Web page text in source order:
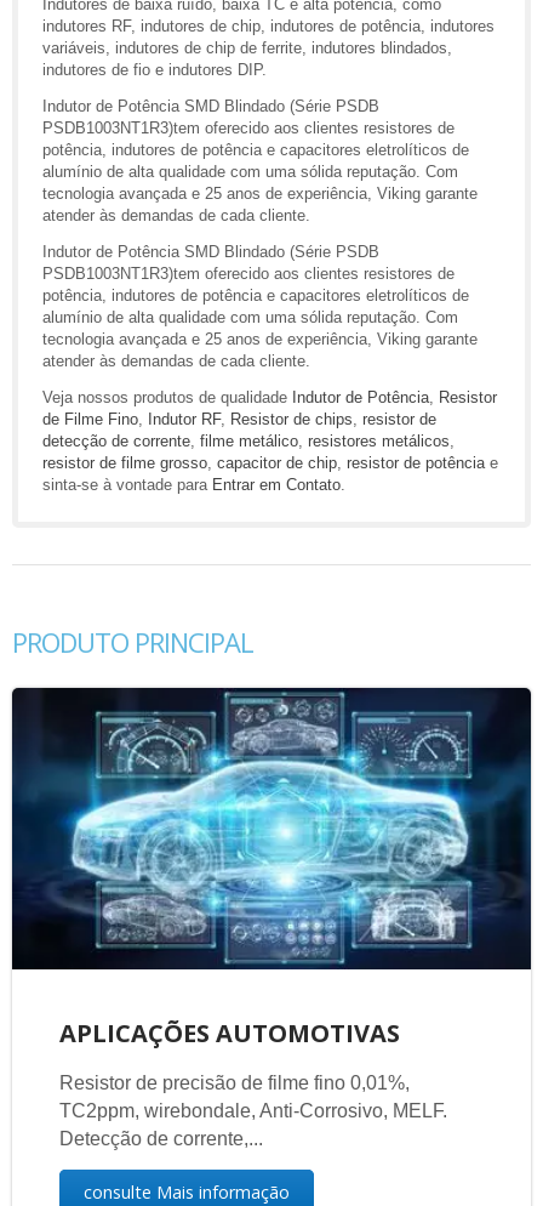
Indutores de baixa ruído, baixa TC e alta potência, como
indutores RF, indutores de chip, indutores de potência, indutores
variáveis, indutores de chip de ferrite, indutores blindados,
indutores de fio e indutores DIP.
Indutor de Potência SMD Blindado (Série PSDB
PSDB1003NT1R3)tem oferecido aos clientes resistores de
potência, indutores de potência e capacitores eletrolíticos de
alumínio de alta qualidade com uma sólida reputação. Com
tecnologia avançada e 25 anos de experiência, Viking garante
atender às demandas de cada cliente.
Indutor de Potência SMD Blindado (Série PSDB
PSDB1003NT1R3)tem oferecido aos clientes resistores de
potência, indutores de potência e capacitores eletrolíticos de
alumínio de alta qualidade com uma sólida reputação. Com
tecnologia avançada e 25 anos de experiência, Viking garante
atender às demandas de cada cliente.
Veja nossos produtos de qualidade Indutor de Potência, Resistor
de Filme Fino, Indutor RF, Resistor de chips, resistor de
detecção de corrente, filme metálico, resistores metálicos,
resistor de filme grosso, capacitor de chip, resistor de potênciae
sinta-se à vontade para Entrar em Contato.
PRODUTO PRINCIPAL
APLICAÇÕES AUTOMOTIVAS
Resistor de precisão de filme fino 0,01%,
TC2ppm, wirebondale, Anti-Corrosivo, MELF.
Detecção de corrente,...
consulte Mais informação